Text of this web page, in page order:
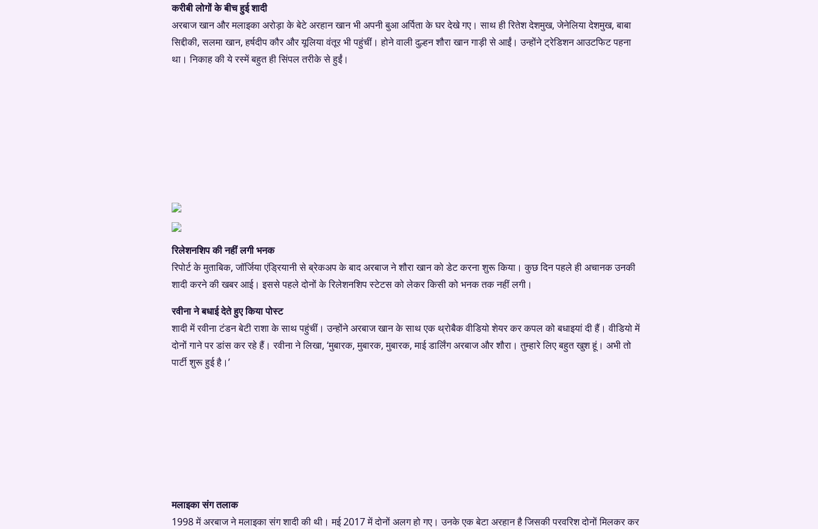
करीबी लोगों के बीच हुई शादी
अरबाज खान और मलाइका अरोड़ा के बेटे अरहान खान भी अपनी बुआ अर्पिता के घर देखे गए। साथ ही रितेश देशमुख, जेनेलिया देशमुख, बाबा
सिद्दीकी, सलमा खान, हर्षदीप कौर और यूलिया वंतूर भी पहुंचीं। होने वाली दुल्हन शौरा खान गाड़ी से आईं। उन्होंने ट्रेडिशन आउटफिट पहना
था। निकाह की ये रस्में बहुत ही सिंपल तरीके से हुईं।
रिलेशनशिप की नहीं लगी भनक
रिपोर्ट के मुताबिक, जॉर्जिया एंड्रियानी से ब्रेकअप के बाद अरबाज ने शौरा खान को डेट करना शुरू किया। कुछ दिन पहले ही अचानक उनकी
शादी करने की खबर आई। इससे पहले दोनों के रिलेशनशिप स्टेटस को लेकर किसी को भनक तक नहीं लगी।
रवीना ने बधाई देते हुए किया पोस्ट
शादी में रवीना टंडन बेटी राशा के साथ पहुंचीं। उन्होंने अरबाज खान के साथ एक थ्रोबैक वीडियो शेयर कर कपल को बधाइयां दी हैं। वीडियो में
दोनों गाने पर डांस कर रहे हैं। रवीना ने लिखा, ‘मुबारक, मुबारक, मुबारक, माई डार्लिंग अरबाज और शौरा। तुम्हारे लिए बहुत खुश हूं। अभी तो
पार्टी शुरू हुई है।’
मलाइका संग तलाक
1998 में अरबाज ने मलाइका संग शादी की थी। मई 2017 में दोनों अलग हो गए। उनके एक बेटा अरहान है जिसकी परवरिश दोनों मिलकर कर